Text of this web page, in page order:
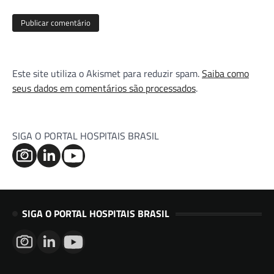
Este site utiliza o Akismet para reduzir spam.Saiba como
seus dados em comentários são processados.
SIGA O PORTAL HOSPITAIS BRASIL
SIGA O PORTAL HOSPITAIS BRASIL